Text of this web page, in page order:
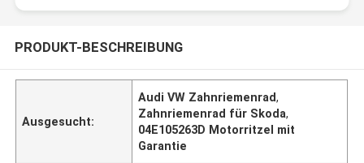
PRODUKT-BESCHREIBUNG
Ausgesucht:
Audi VW Zahnriemenrad,
Zahnriemenrad für Skoda,
04E105263D Motorritzel mit
Garantie